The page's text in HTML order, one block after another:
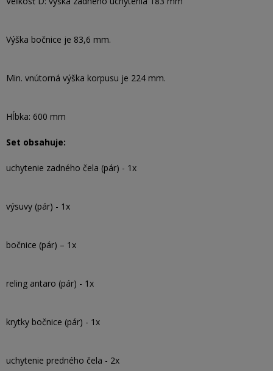
Výška bočnice je 83,6 mm.
Min. vnútorná výška korpusu je 224 mm.
Hĺbka: 600 mm
Set obsahuje:
uchytenie zadného čela (pár) - 1x
výsuvy (pár) - 1x
bočnice (pár) – 1x
reling antaro (pár) - 1x
krytky bočnice (pár) - 1x
uchytenie predného čela - 2x